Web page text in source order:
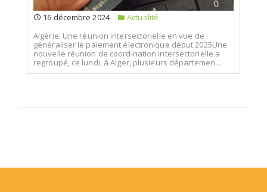
16 décembre 2024
Actualité
Algérie: Une réunion intersectorielle en vue de
généraliser le paiement électronique début 2025Une
nouvelle réunion de coordination intersectorielle a
regroupé, ce lundi, à Alger, plusieurs départemen...